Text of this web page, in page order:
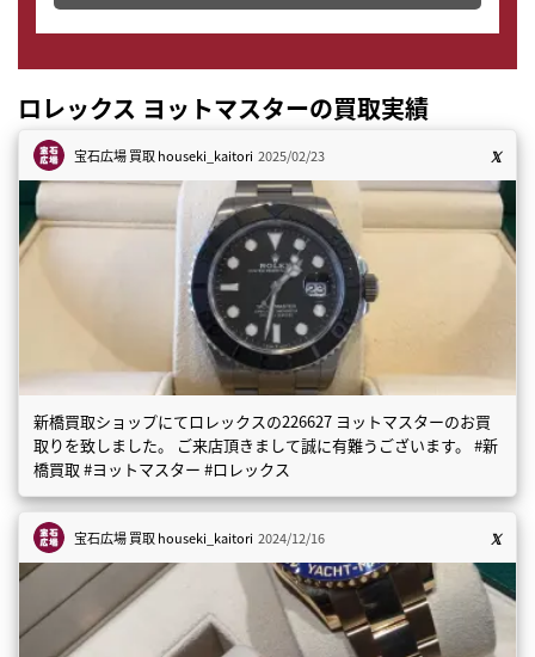
ロレックス ヨットマスターの買取実績
宝石広場 買取houseki_kaitori 2025/02/23
新橋買取ショップにてロレックスの226627 ヨットマスターのお買
取りを致しました。 ご来店頂きまして誠に有難うございます。 #新
橋買取 #ヨットマスター #ロレックス
宝石広場 買取houseki_kaitori 2024/12/16